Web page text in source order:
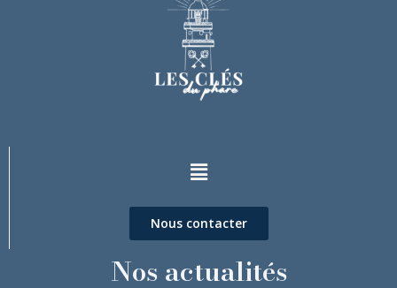
Nous contacter
Nos actualités